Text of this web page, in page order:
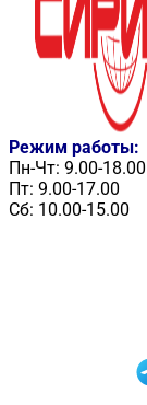
Режим работы:
Пн-Чт: 9.00-18.00
Пт: 9.00-17.00
Сб: 10.00-15.00